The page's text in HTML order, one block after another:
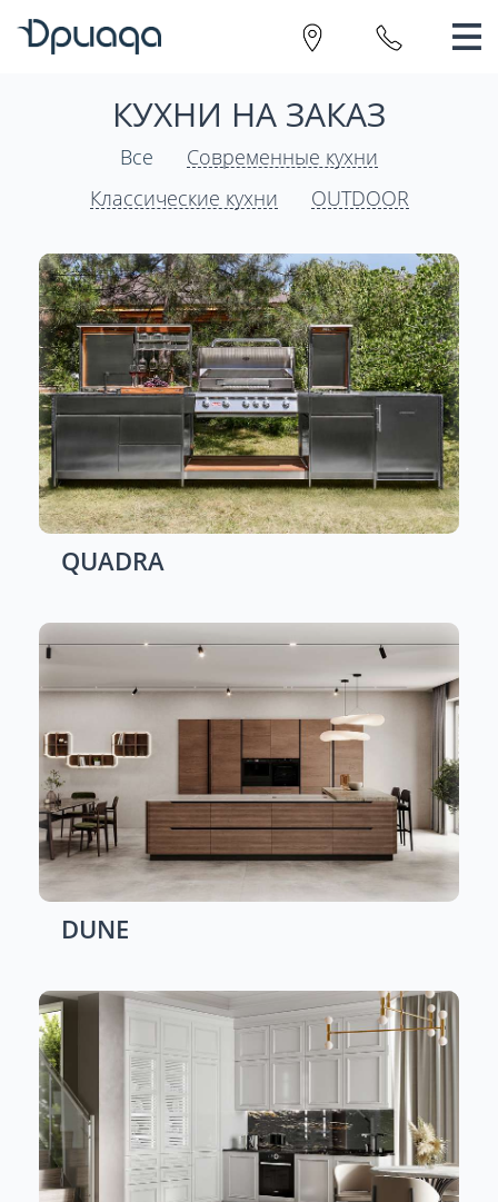
КУХНИ НА ЗАКАЗ
Все
Современные кухни
Классические кухни
OUTDOOR
QUADRA
DUNE